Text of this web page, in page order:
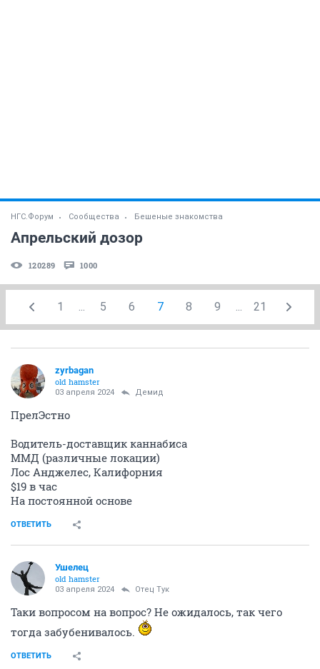
НГС.Форум Сообщества Бешеные знакомства
Апрельский дозор
120289 1000
1 5 6 7 8 9 21
zyrbagan
old hamster
03 апреля 2024 Демид
ПрелЭстно
Водитель-доставщик каннабиса
ММД (различные локации)
Лос Анджелес, Калифорния
$19 в час
На постоянной основе
ОТВЕТИТЬ
Ушелец
old hamster
03 апреля 2024 Отец Тук
Таки вопросом на вопрос? Не ожидалось, так чего
тогда забубенивалось.
ОТВЕТИТЬ